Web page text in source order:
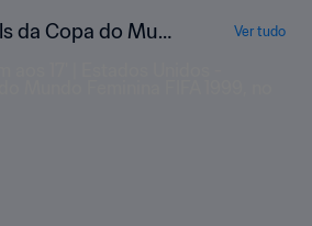
da Copa do Mun
EUA 1999™
Ver tudo